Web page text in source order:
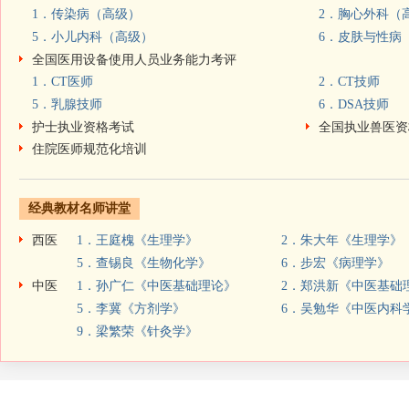
1．传染病（高级）
2．胸心外科（
5．小儿内科（高级）
6．皮肤与性病
全国医用设备使用人员业务能力考评
1．CT医师
2．CT技师
5．乳腺技师
6．DSA技师
护士执业资格考试
全国执业兽医
住院医师规范化培训
经典教材名师讲堂
西医 1．王庭槐《生理学》
2．朱大年《生理学》
5．查锡良《生物化学》
6．步宏《病理学》
中医
1．孙广仁《中医基础理论》
2．郑洪新《中医基础
5．李冀《方剂学》
6．吴勉华《中医内科
9．梁繁荣《针灸学》